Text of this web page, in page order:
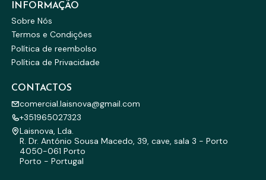
INFORMAÇÃO
Sobre Nós
Termos e Condições
Política de reembolso
Política de Privacidade
CONTACTOS
comercial.laisnova@gmail.com
+351965027323
Laisnova, Lda.
R. Dr. António Sousa Macedo, 39, cave, sala 3 - Porto
4050-061 Porto
Porto - Portugal